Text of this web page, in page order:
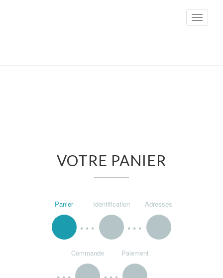
Toggle
VOTRE PANIER
Panier Identification Adresses
Commande Paiement